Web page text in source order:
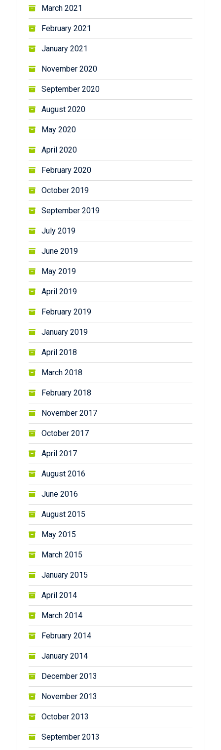
March 2021
February 2021
January 2021
November 2020
September 2020
August 2020
May 2020
April 2020
February 2020
October 2019
September 2019
July 2019
June 2019
May 2019
April 2019
February 2019
January 2019
April 2018
March 2018
February 2018
November 2017
October 2017
April 2017
August 2016
June 2016
August 2015
May 2015
March 2015
January 2015
April 2014
March 2014
February 2014
January 2014
December 2013
November 2013
October 2013
September 2013